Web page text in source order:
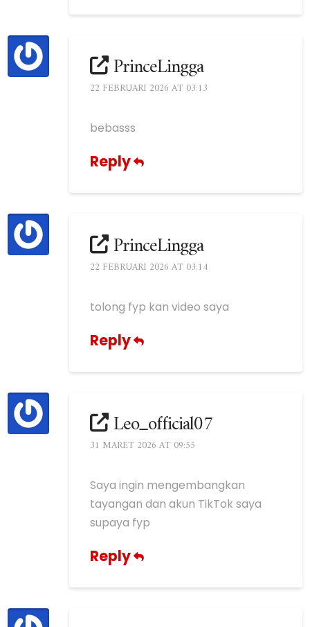
PrinceLingga
22 FEBRUARI 2026 AT 03:13
bebasss
Reply
PrinceLingga
22 FEBRUARI 2026 AT 03:14
tolong fyp kan video saya
Reply
Leo_official07
31 MARET 2026 AT 09:55
Saya ingin mengembangkan
tayangan dan akun TikTok saya
supaya fyp
Reply